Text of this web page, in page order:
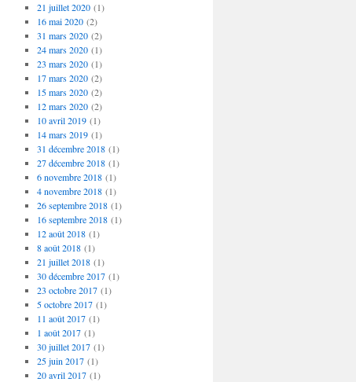
21 juillet 2020(1)
16 mai 2020(2)
31 mars 2020(2)
24 mars 2020(1)
23 mars 2020(1)
17 mars 2020(2)
15 mars 2020(2)
12 mars 2020(2)
10 avril 2019(1)
14 mars 2019(1)
31 décembre 2018(1)
27 décembre 2018(1)
6 novembre 2018(1)
4 novembre 2018(1)
26 septembre 2018(1)
16 septembre 2018(1)
12 août 2018(1)
8 août 2018(1)
21 juillet 2018(1)
30 décembre 2017(1)
23 octobre 2017(1)
5 octobre 2017(1)
11 août 2017(1)
1 août 2017(1)
30 juillet 2017(1)
25 juin 2017(1)
20 avril 2017(1)